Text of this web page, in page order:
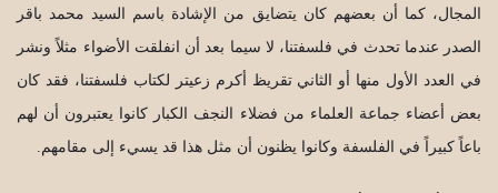
المجال، كما أن بعضهم كان يتضايق من الإشادة باسم السيد محمد باقر
الصدر عندما تحدث في فلسفتنا، لا سيما بعد أن انفلقت الأضواء مثلاً ونشر
في العدد الأول منها أو الثاني تقريظ أكرم زعيتر لكتاب فلسفتنا، فقد كان
بعض أعضاء جماعة العلماء من فضلاء النجف الكبار كانوا يعتبرون أن لهم
باعاً كبيراً في الفلسفة وكانوا يظنون أن مثل هذا قد يسيء إلى مقامهم.